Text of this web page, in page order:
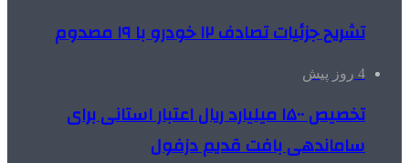
تشریح جزئیات تصادف ۱۲ خودرو با ۱۹ مصدوم
4 روز پیش
تخصیص ۱۵۰۰ میلیارد ریال اعتبار استانی برای
ساماندهی بافت قدیم دزفول